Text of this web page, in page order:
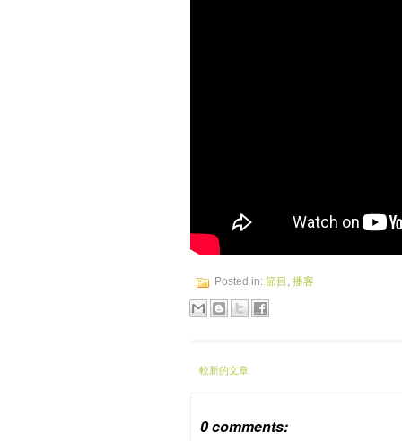
Posted in: 節目 , 播客
較新的文章
0 comments: